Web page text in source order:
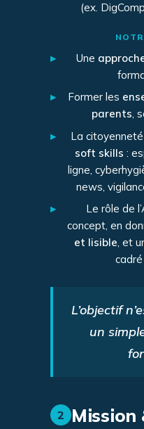
(ex.
▸ Une
▸
Former les
parents,
▸
La
soft skills :
ligne,
news,
▸
Le rôle de
concept, en
et lisible, et
L’objectif
un
2 Mission